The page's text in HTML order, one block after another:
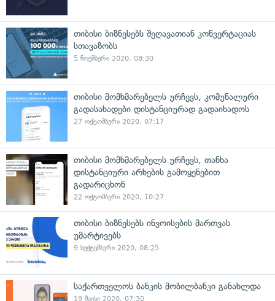
თიბისი ბიზნესებს შეღავათიან კონვერტაციას
სთავაზობს
5 ნოემბერი 2020, 08:30
თიბისი მომხმარებელს ურჩევს, კომუნალური
გადასახადები დისტანციურად გადაიხადოს
27 ოქტომბერი 2020, 07:17
თიბისი მომხმარებელს ურჩევს, თანხა
დისტანციური არხების გამოყენებით
გადარიცხონ
22 ოქტომბერი 2020, 10:27
თიბისი ბიზნესებს ინვოისების მართვას
უმარტივებს
9 სექტემბერი 2020, 08:25
საქართველოს ბანკის მობილბანკი განახლდა
19 მაისი 2020, 07:30